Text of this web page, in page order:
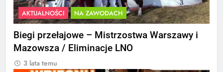
AKTUALNOŚCI NA ZAWODACH
Biegi przełajowe – Mistrzostwa Warszawy i
Mazowsza / Eliminacje LNO
3 lata temu